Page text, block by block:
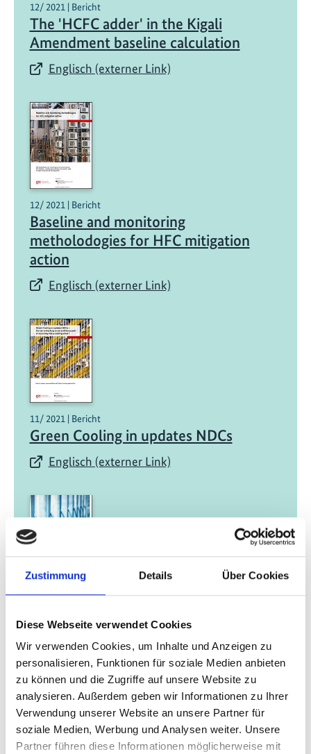
Zustimmung Details Über Cookies
Diese Webseite verwendet Cookies
Wir verwenden Cookies, um Inhalte und Anzeigen zu
personalisieren, Funktionen für soziale Medien anbieten
zu können und die Zugriffe auf unsere Website zu
analysieren. Außerdem geben wir Informationen zu Ihrer
Verwendung unserer Website an unsere Partner für
soziale Medien, Werbung und Analysen weiter. Unsere
Partner führen diese Informationen möglicherweise mit
12/ 2021 | Bericht
The 'HCFC adder' in the Kigali
Amendment baseline calculation
Englisch (externer Link)
12/ 2021 | Bericht
Baseline and monitoring
metholodogies for HFC mitigation
action
Englisch (externer Link)
11/ 2021 | Bericht
Green Cooling in updates NDCs
Englisch (externer Link)
07/ 2021 | Bericht
available technology and financing
options, with a special focus on Kenya
Englisch (externer Link)
mehr Publikationen